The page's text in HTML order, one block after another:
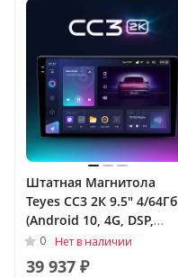
Штатная Магнитола
Teyes CC3 2К 9.5" 4/64Гб
(Android 10, 4G, DSP,
QLed) для FAW Besturn
B30 I 2015 - 2020
0 Нет в наличии
39 937 ₽